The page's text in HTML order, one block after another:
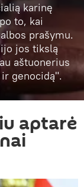
karinę
to, kai
prašymu.
jos tikslą
aštuonerius
genocidą".
aptarė